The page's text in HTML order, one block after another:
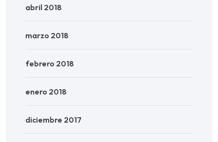
abril 2018
marzo 2018
febrero 2018
enero 2018
diciembre 2017